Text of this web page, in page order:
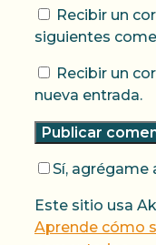
Recibir un
siguientes
Recibir un
nueva entrada.
Sí, agrégame
Este sitio usa
Aprende cómo